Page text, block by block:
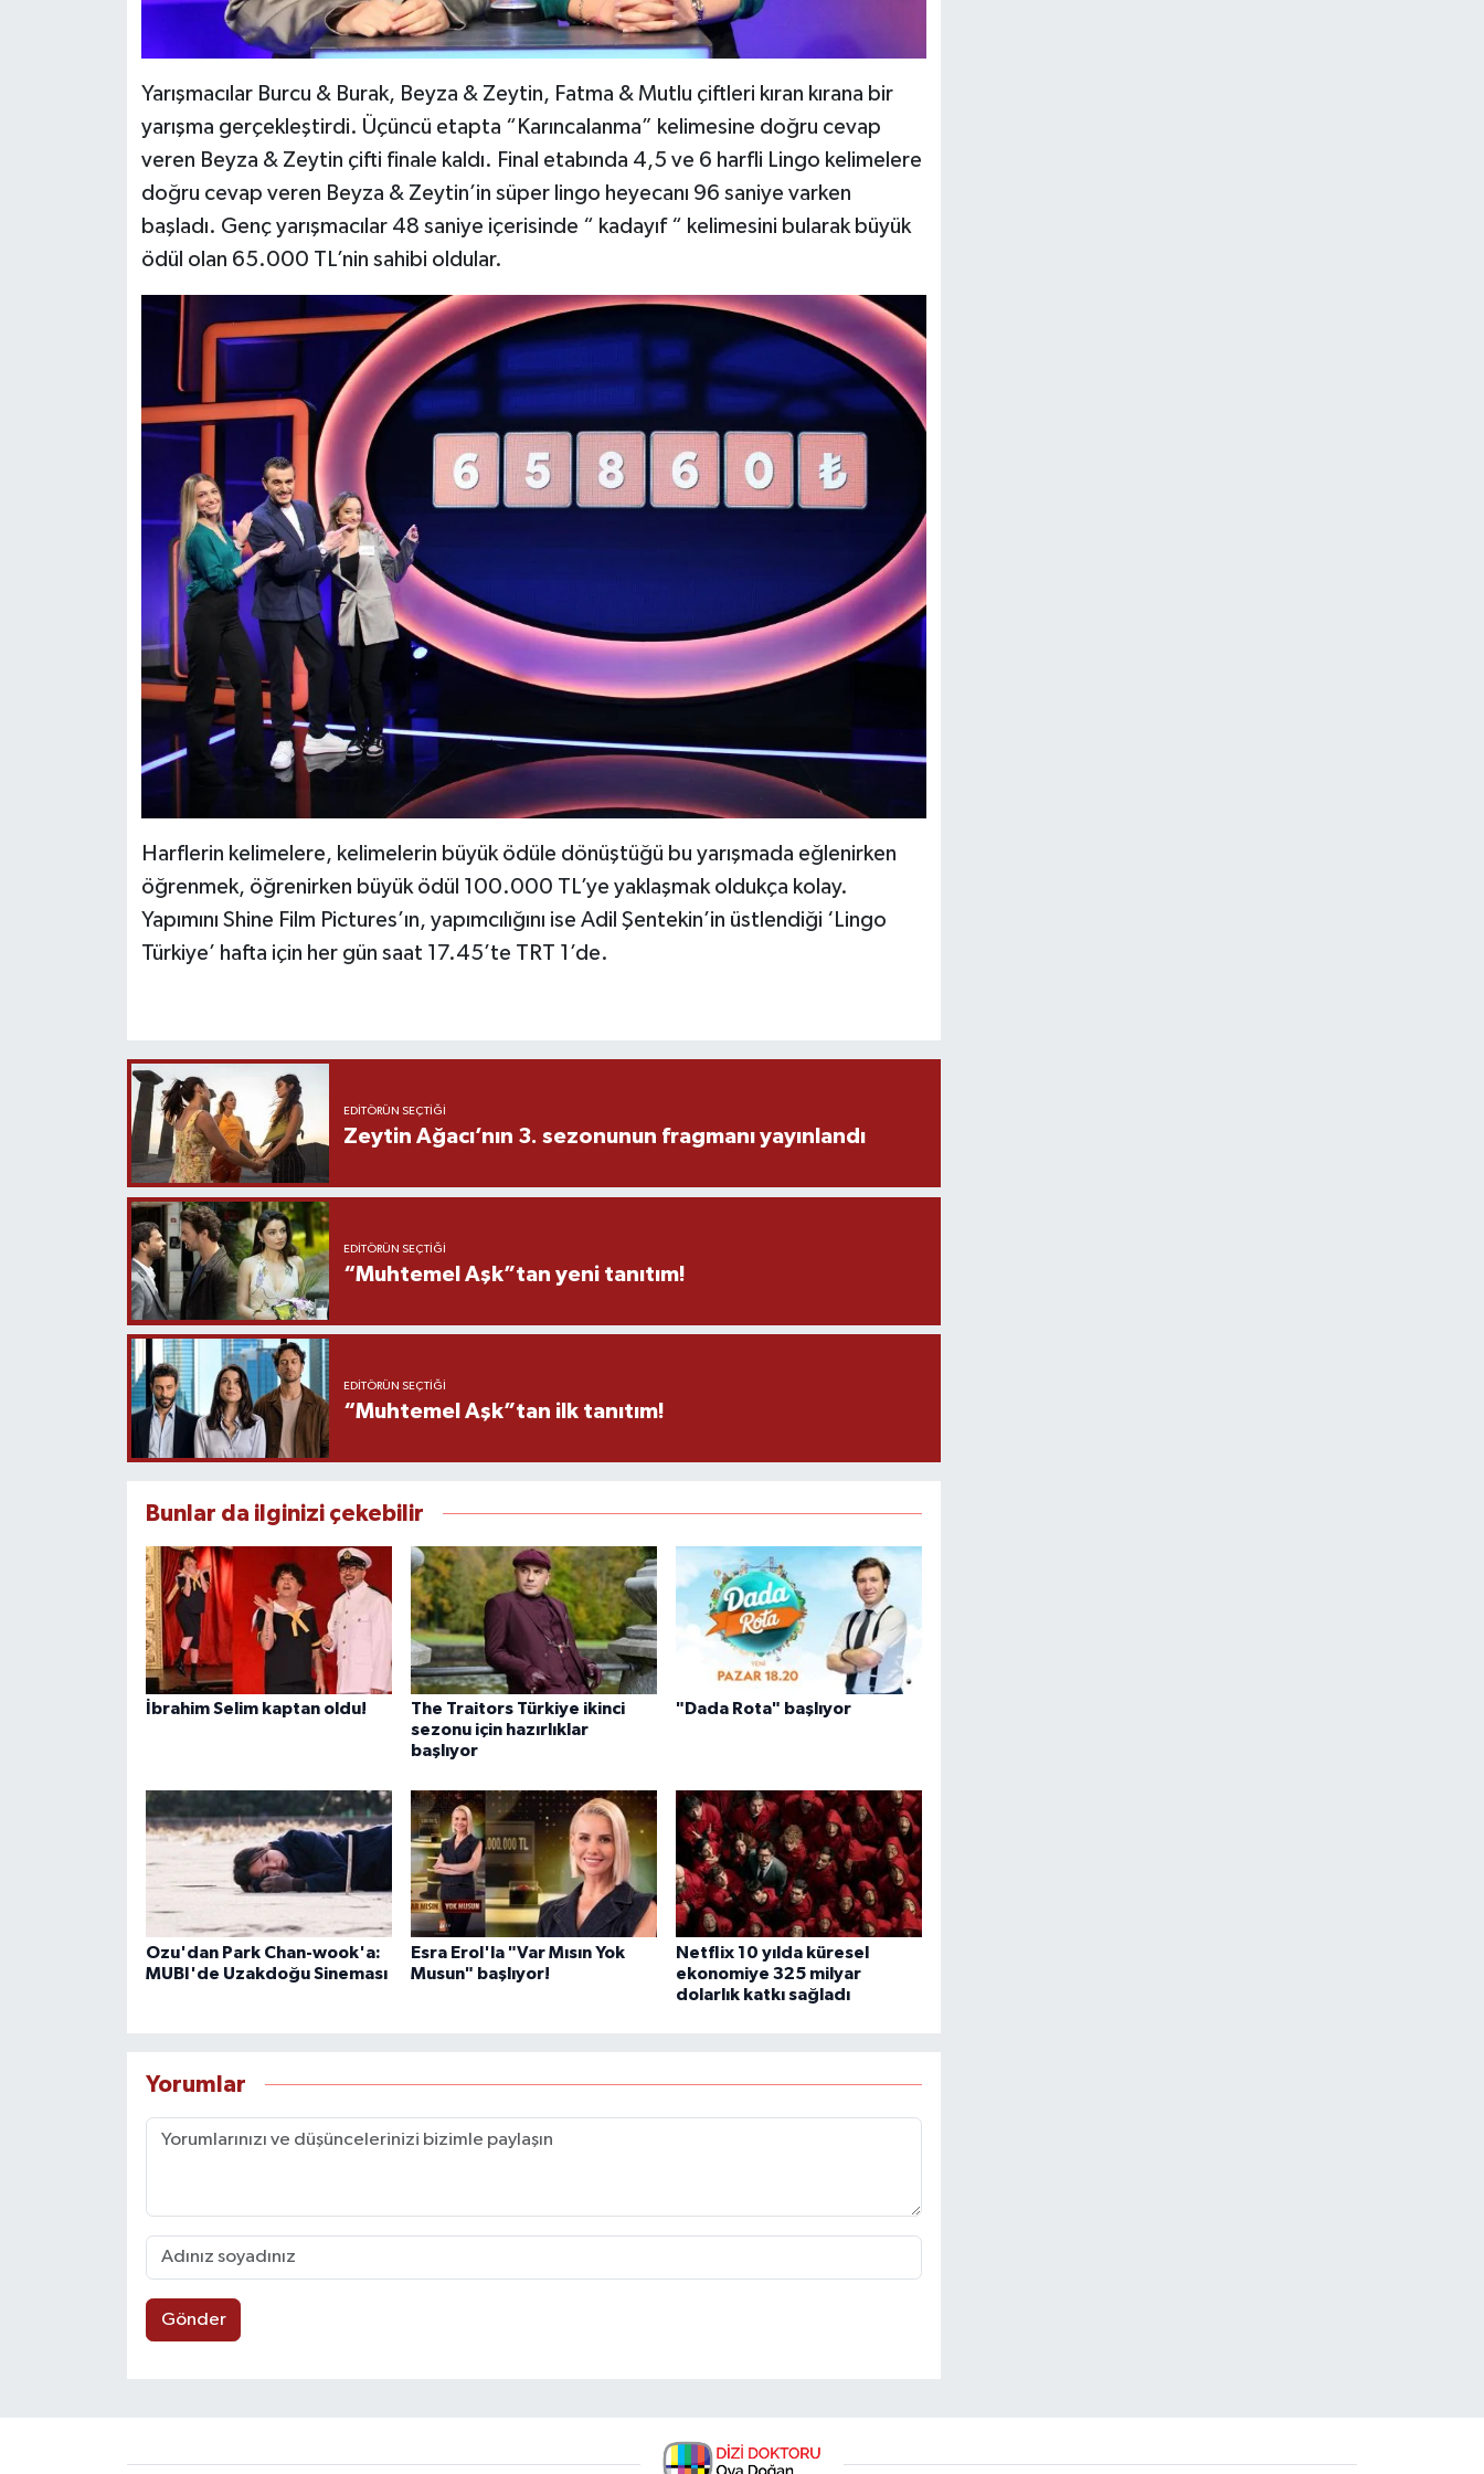
Yarışmacılar Burcu & Burak, Beyza & Zeytin, Fatma & Mutlu çiftleri kıran kırana bir
yarışma gerçekleştirdi. Üçüncü etapta “Karıncalanma” kelimesine doğru cevap
veren Beyza & Zeytin çifti finale kaldı. Final etabında 4,5 ve 6 harfli Lingo kelimelere
doğru cevap veren Beyza & Zeytin’in süper lingo heyecanı 96 saniye varken
başladı. Genç yarışmacılar 48 saniye içerisinde “ kadayıf “ kelimesini bularak büyük
ödül olan 65.000 TL’nin sahibi oldular.
Harflerin kelimelere, kelimelerin büyük ödüle dönüştüğü bu yarışmada eğlenirken
öğrenmek, öğrenirken büyük ödül 100.000 TL’ye yaklaşmak oldukça kolay.
Yapımını Shine Film Pictures’ın, yapımcılığını ise Adil Şentekin’in üstlendiği ‘Lingo
Türkiye’ hafta için her gün saat 17.45’te TRT 1’de.
EDITÖRÜN SEÇTIĞI
Zeytin Ağacı’nın 3. sezonunun fragmanı yayınlandı
EDITÖRÜN SEÇTIĞI
“Muhtemel Aşk”tan yeni tanıtım!
EDITÖRÜN SEÇTIĞI
“Muhtemel Aşk”tan ilk tanıtım!
Bunlar da ilginizi çekebilir
İbrahim Selim kaptan oldu!
The Traitors Türkiye ikinci
sezonu için hazırlıklar
başlıyor
"Dada Rota" başlıyor
Ozu'dan Park Chan-wook'a:
MUBI'de Uzakdoğu Sineması
Esra Erol'la "Var Mısın Yok
Musun" başlıyor!
Netflix 10 yılda küresel
ekonomiye 325 milyar
dolarlık katkı sağladı
Yorumlar
Gönder